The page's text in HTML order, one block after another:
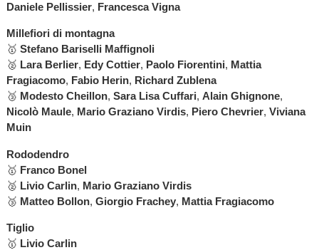
Daniele Pellissier, Francesca Vigna
Millefiori di montagna
🥇 Stefano Bariselli Maffignoli
🥈 Lara Berlier, Edy Cottier, Paolo Fiorentini, Mattia
Fragiacomo, Fabio Herin, Richard Zublena
🥉 Modesto Cheillon, Sara Lisa Cuffari, Alain Ghignone,
Nicolò Maule, Mario Graziano Virdis, Piero Chevrier, Viviana
Muin
Rododendro
🥇 Franco Bonel
🥈 Livio Carlin, Mario Graziano Virdis
🥉 Matteo Bollon, Giorgio Frachey, Mattia Fragiacomo
Tiglio
🥇 Livio Carlin